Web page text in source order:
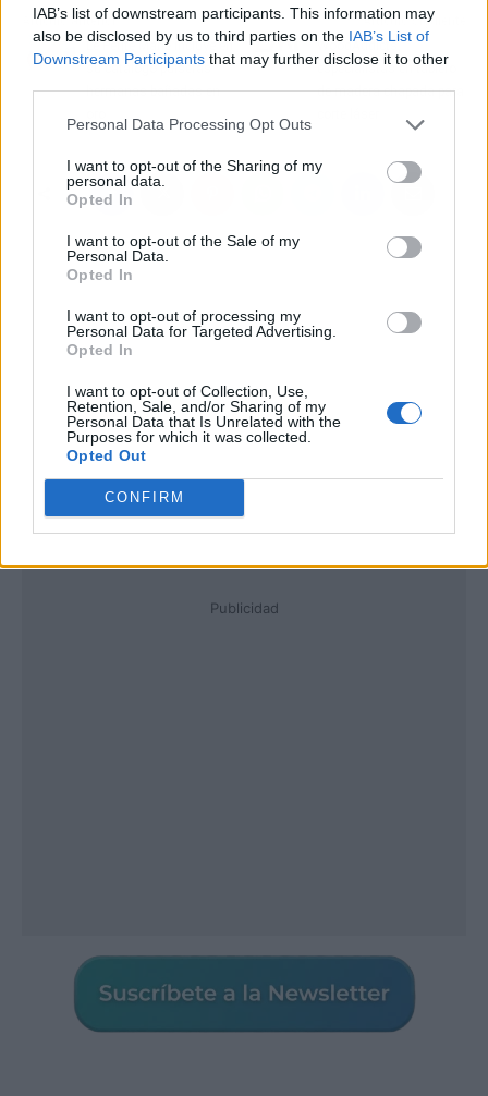
IAB’s list of downstream participants. This information may
also be disclosed by us to third parties on the IAB’s List of
Downstream Participants that may further disclose it to other
Personal Data Processing Opt Outs
I want to opt-out of the Sharing of my
personal data.
Opted In
I want to opt-out of the Sale of my
Personal Data.
Opted In
I want to opt-out of processing my
Personal Data for Targeted Advertising.
Opted In
I want to opt-out of Collection, Use,
Retention, Sale, and/or Sharing of my
Personal Data that Is Unrelated with the
Purposes for which it was collected.
Opted Out
CONFIRM
Artículo anterior
Le Petite Marie incluye en
su catálogo pulseras
hermanas bañadas en
Artículo siguiente
WoodAddicts,
especialistas en tablero
de madera chapada para
Publicidad